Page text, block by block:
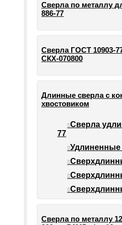
Сверла по металлу
886-77
Сверла ГОСТ 10903-
СКХ-070800
Длинные сверла с
хвостовиком
Сверла
77
Удлиненные
Сверла по металлу